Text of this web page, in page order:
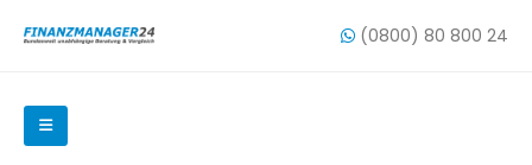
(0800) 80 800 24